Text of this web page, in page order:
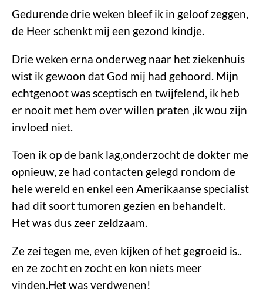
Gedurende drie weken bleef ik in geloof zeggen,
de Heer schenkt mij een gezond kindje.
Drie weken erna onderweg naar het ziekenhuis
wist ik gewoon dat God mij had gehoord. Mijn
echtgenoot was sceptisch en twijfelend, ik heb
er nooit met hem over willen praten ,ik wou zijn
invloed niet.
Toen ik op de bank lag,onderzocht de dokter me
opnieuw, ze had contacten gelegd rondom de
hele wereld en enkel een Amerikaanse specialist
had dit soort tumoren gezien en behandelt.
Het was dus zeer zeldzaam.
Ze zei tegen me, even kijken of het gegroeid is..
en ze zocht en zocht en kon niets meer
vinden.Het was verdwenen!